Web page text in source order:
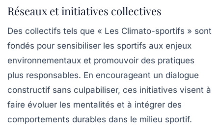
Réseaux et initiatives collectives
Des collectifs tels que « Les Climato-sportifs » sont
fondés pour sensibiliser les sportifs aux enjeux
environnementaux et promouvoir des pratiques
plus responsables. En encourageant un dialogue
constructif sans culpabiliser, ces initiatives visent à
faire évoluer les mentalités et à intégrer des
comportements durables dans le milieu sportif.